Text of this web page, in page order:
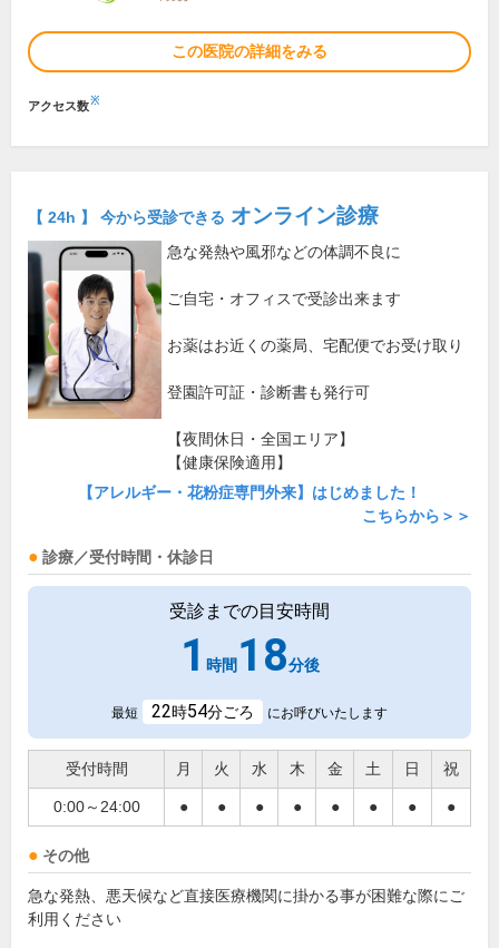
この医院の詳細をみる
アクセス数※
【 24h 】 今から受診できる オンライン診療
急な発熱や風邪などの体調不良に
ご自宅・オフィスで受診出来ます
お薬はお近くの薬局、宅配便でお受け取り
登園許可証・診断書も発行可
【夜間休日・全国エリア】
【健康保険適用】
【アレルギー・花粉症専門外来】はじめました！
こちらから＞＞
診療／受付時間・休診日
受診までの目安時間
1 時間18分後
最短 22時54分ごろ にお呼びいたします
受付時間 月 火 水 木 金 土 日 祝
0:00～24:00 ● ● ● ● ● ● ● ●
その他
急な発熱、悪天候など直接医療機関に掛かる事が困難な際にご
利用ください